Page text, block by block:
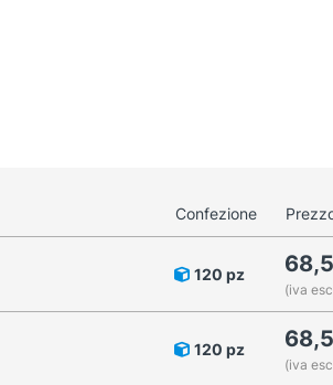
Confezione
120 pz
(iva
120 pz
(iva